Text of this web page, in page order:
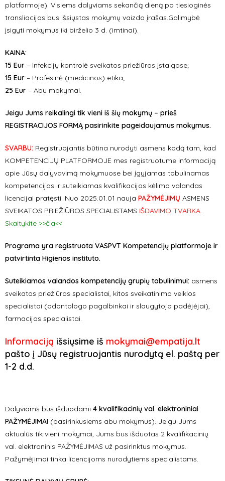
platformoje). Visiems dalyviams sekančią dieną po tiesioginės
transliacijos bus išsiųstas mokymų vaizdo įrašas.Galimybė
įsigyti mokymus iki birželio 3 d. (imtinai).
KAINA:
15 Eur – Infekcijų kontrolė sveikatos priežiūros įstaigose;
15 Eur – Profesinė (medicinos) etika;
25 Eur – Abu mokymai.
Jeigu Jums reikalingi tik vieni iš šių mokymų – prieš
REGISTRACIJOS FORMĄ pasirinkite pageidaujamus mokymus.
SVARBU: Registruojantis būtina nurodyti asmens kodą tam, kad
KOMPETENCIJŲ PLATFORMOJE mes registruotume informaciją
apie Jūsų dalyvavimą mokymuose bei įgyjamas tobulinamas
kompetencijas ir suteikiamas kvalifikacijos kėlimo valandas
licencijai pratęsti. Nuo 2025.01.01 nauja PAŽYMĖJIMŲ ASMENS
SVEIKATOS PRIEŽIŪROS SPECIALISTAMS IŠDAVIMO TVARKA.
Skaitykite >>čia<<
Programa yra registruota VASPVT Kompetencijų platformoje ir
patvirtinta Higienos instituto.
Suteikiamos valandos kompetencijų grupių tobulinimui: asmens
sveikatos priežiūros specialistai, kitos sveikatinimo veiklos
specialistai (odontologo pagalbinkai ir slaugytojo padėjėjai),
farmacijos specialistai.
Informaciją išsiųsime iš mokymai@empatija.lt
pašto į Jūsų registruojantis nurodytą el. paštą per
1-2 d.d.
Dalyviams bus išduodami 4 kvalifikacinių val. elektroniniai
PAŽYMĖJIMAI (pasirinkusiems abu mokymus). Jeigu Jums
aktualūs tik vieni mokymai, Jums bus išduotas 2 kvalifikacinių
val. elektroninis PAŽYMĖJIMAS už pasirinktus mokymus.
Pažymėjimai tinka licencijoms nurodytiems specialistams.